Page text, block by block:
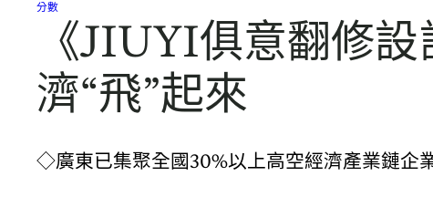
分數
《JIUYI俱意翻修
濟“飛”起來
◇廣東已集聚全國30%以上高空經濟產業鏈企